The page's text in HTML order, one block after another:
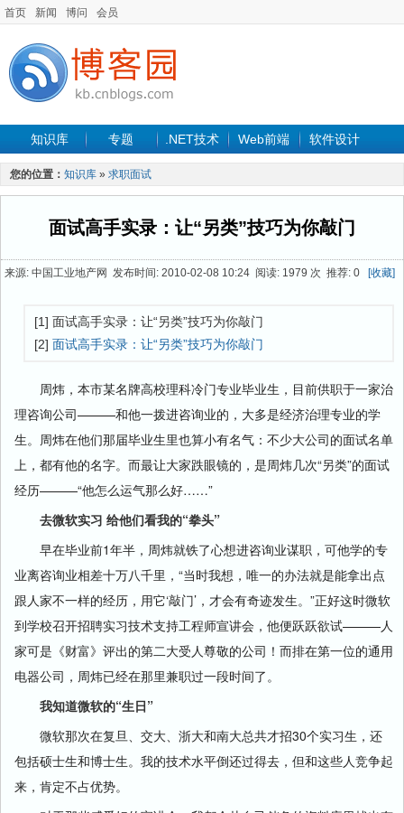
首页 新闻 博问 会员
知识库 专题 .NET技术 Web前端 软件设计
手机开发 软件工程
最新文章
您的位置： 知识库 » 求职面试
面试高手实录：让“另类”技巧为你敲门
来源: 中国工业地产网 发布时间: 2010-02-08 10:24 阅读: 1979 次 推荐: 0 [收藏]
[1] 面试高手实录：让“另类”技巧为你敲门
[2] 面试高手实录：让“另类”技巧为你敲门
周炜，本市某名牌高校理科冷门专业毕业生，目前供职于一家治
理咨询公司———和他一拨进咨询业的，大多是经济治理专业的学
生。周炜在他们那届毕业生里也算小有名气：不少大公司的面试名单
上，都有他的名字。而最让大家跌眼镜的，是周炜几次“另类”的面试
经历———“他怎么运气那么好……”
去微软实习 给他们看我的“拳头”
早在毕业前1年半，周炜就铁了心想进咨询业谋职，可他学的专
业离咨询业相差十万八千里，“当时我想，唯一的办法就是能拿出点
跟人家不一样的经历，用它‘敲门’，才会有奇迹发生。”正好这时微软
到学校召开招聘实习技术支持工程师宣讲会，他便跃跃欲试———人
家可是《财富》评出的第二大受人尊敬的公司！而排在第一位的通用
电器公司，周炜已经在那里兼职过一段时间了。
我知道微软的“生日”
微软那次在复旦、交大、浙大和南大总共才招30个实习生，还
包括硕士生和博士生。我的技术水平倒还过得去，但和这些人竞争起
来，肯定不占优势。